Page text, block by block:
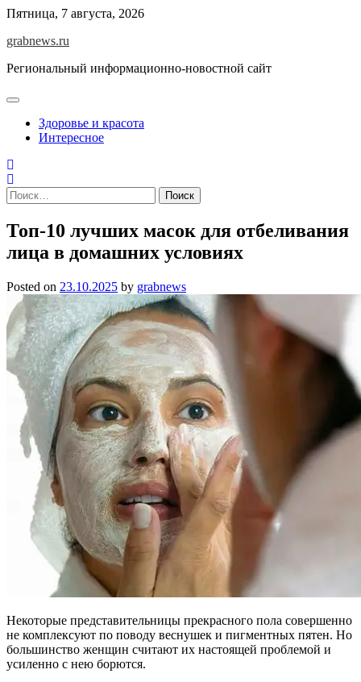
Skip
content
Пятница, 7 августа, 2026
grabnews.ru
Региональный информационно-новостной сайт
Здоровье и красота
Интересное
Найти:
Топ-10 лучших масок для отбеливания
лица в домашних условиях
Posted on 23.10.2025 by grabnews
Некоторые представительницы прекрасного пола совершенно
не комплексуют по поводу веснушек и пигментных пятен. Но
большинство женщин считают их настоящей проблемой и
усиленно с нею борются.